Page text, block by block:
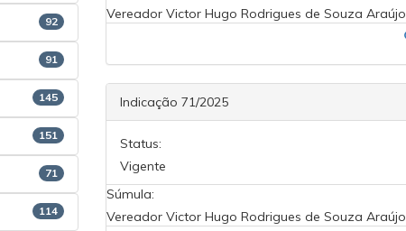
92
91
145
151
71
114
Vereador Victor Hugo Rodrigues de Souza Araújo
Indicação 71/2025
Status:
Vigente
Súmula:
Vereador Victor Hugo Rodrigues de Souza Araújo